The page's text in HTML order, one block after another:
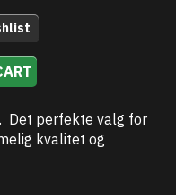
Det perfekte valg for
kvalitet og